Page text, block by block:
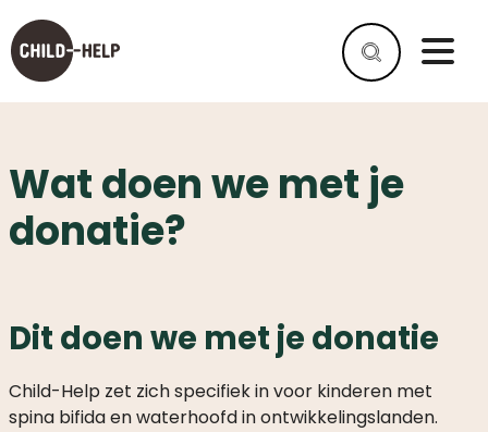
WAT
IS
SPINA
BIFIDA?
HYDROCEFALIE?
HELPEN
ALS
Wat doen we met je
donatie?
Dit doen we met je donatie
Child-Help zet zich specifiek in voor kinderen met
spina bifida en waterhoofd in ontwikkelingslanden.